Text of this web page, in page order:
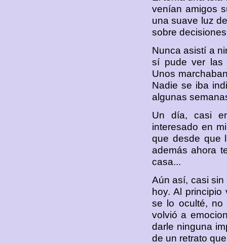
venían amigos
una suave luz
sobre
Nunca asistí a
sí pude ver las
Unos
Nadie se iba
algunas
Un día, casi
interesado en
que desde que
además ahora
casa...
Aún así, casi sin
hoy. Al
se lo oculté, no
volvió a
darle ninguna
de un retrato